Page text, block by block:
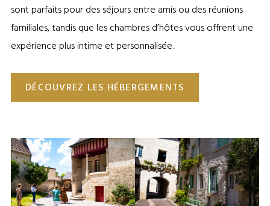
sont parfaits pour des séjours entre amis ou des réunions
familiales, tandis que les chambres d’hôtes vous offrent une
expérience plus intime et personnalisée.
DÉCOUVREZ LES HÉBERGEMENTS